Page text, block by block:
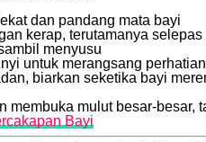
dan pandang mata bayi
kerap, terutamanya selepas
menyusu
untuk merangsang perhatian
biarkan seketika bayi
membuka mulut besar-besar,